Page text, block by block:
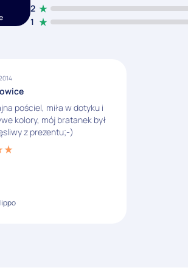
1
2
pościel, miła w dotyku i
kolory, mój bratanek był
z prezentu;-)